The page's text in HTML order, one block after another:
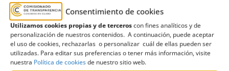
Consentimiento de cookies
Utilizamos cookies propias y de terceroscon fines analíticos y de
personalización de nuestros contenidos. A continuación, puede aceptar
el uso de cookies, rechazarlas o personalizar cuál de ellas pueden ser
utilizadas. Para editar sus preferencias o tener más información, visite
nuestra Política de cookiesde nuestro sitio web.